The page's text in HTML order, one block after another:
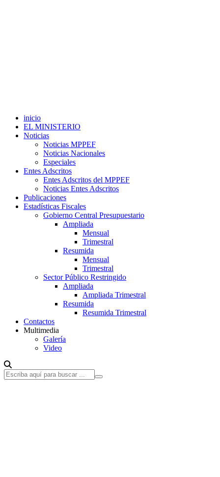
inicio
EL MINISTERIO
Noticias
Noticias MPPEF
Noticias Nacionales
Especiales
Entes Adscritos
Entes Adscritos del MPPEF
Noticias Entes Adscritos
Publicaciones
Estadísticas Fiscales
Gobierno Central Presupuestario
Ampliada
Mensual
Trimestral
Resumida
Mensual
Trimestral
Sector Público Restringido
Ampliada
Ampliada Trimestral
Resumida
Resumida Trimestral
Contactos
Multimedia
Galería
Video